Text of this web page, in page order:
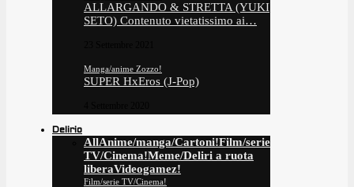
ALLARGANDO & STRETTA (YUKI
SETO) Contenuto vietatissimo ai…
Manga/anime Zozzo!
SUPER HxEros (J-Pop)
Delirio
AllAnime/manga/Cartoni!Film/serie
TV/Cinema!Meme/Deliri a ruota
liberaVideogamez!
Film/serie TV/Cinema!